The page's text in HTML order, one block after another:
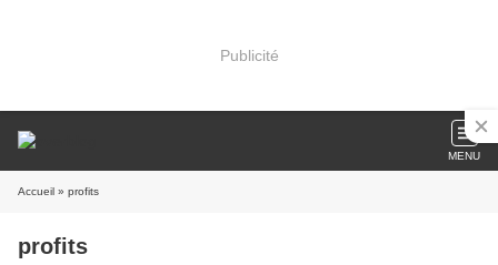
Publicité
MENU
Accueil » profits
profits